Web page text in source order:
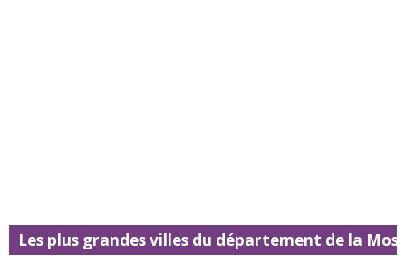
Les plus grandes villes du département de la